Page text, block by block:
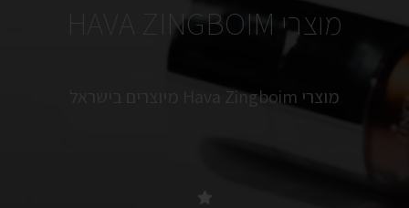
מוצרי HAVA ZINGBOIM
מוצרי Hava Zingboim מיוצרים בישראל